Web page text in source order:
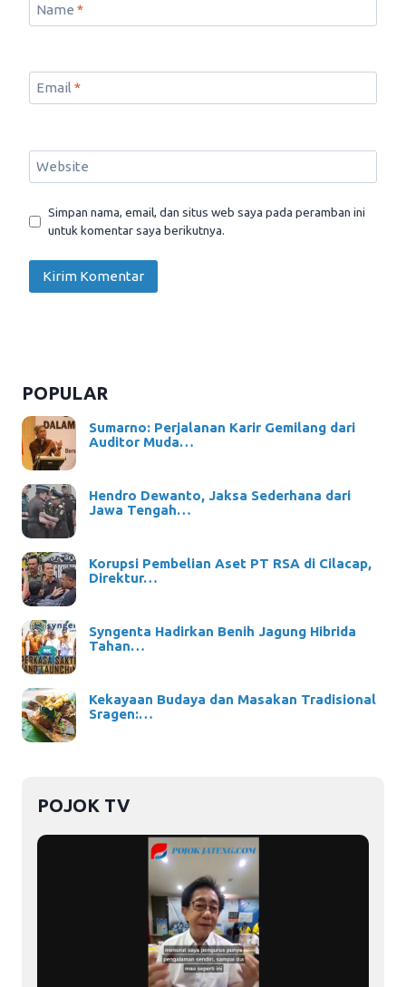
Name *
Email *
Website
Simpan nama, email, dan situs web saya pada peramban ini
untuk komentar saya berikutnya.
POPULAR
Sumarno: Perjalanan Karir Gemilang dari
Auditor Muda…
Hendro Dewanto, Jaksa Sederhana dari
Jawa Tengah…
Korupsi Pembelian Aset PT RSA di Cilacap,
Direktur…
Syngenta Hadirkan Benih Jagung Hibrida
Tahan…
Kekayaan Budaya dan Masakan Tradisional
Sragen:…
POJOK TV